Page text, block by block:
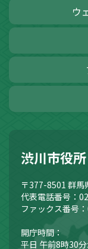
ウ
渋川市役所
〒377-8501 群馬
代表電話番号：
ファックス番号
開庁時間：
平日 午前8時30